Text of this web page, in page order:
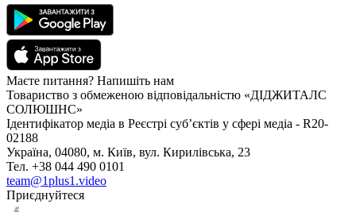
Маєте питання? Напишіть нам
Товариство з обмеженою відповідальністю «ДІДЖИТАЛС
СОЛЮШНС»
Ідентифікатор медіа в Реєстрі суб’єктів у сфері медіа - R20-
02188
Україна, 04080, м. Київ, вул. Кирилівська, 23
Тел. +38 044 490 0101
team@1plus1.video
Приєднуйтеся